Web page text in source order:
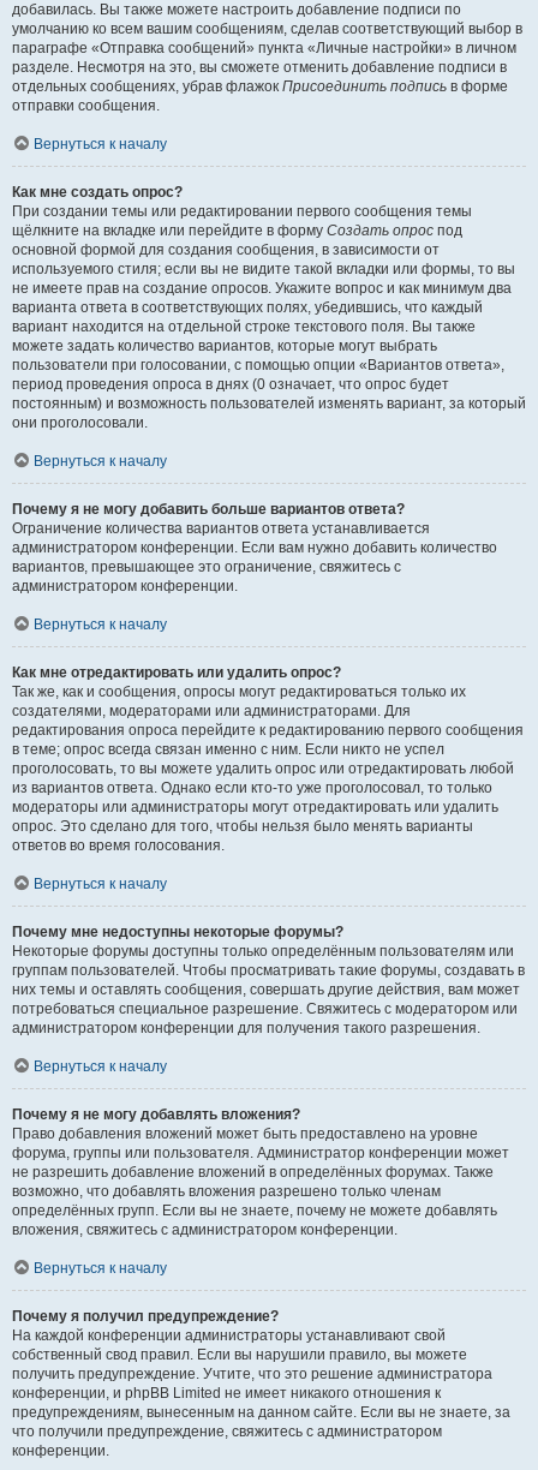
добавилась. Вы также можете настроить добавление подписи по
умолчанию ко всем вашим сообщениям, сделав соответствующий выбор в
параграфе «Отправка сообщений» пункта «Личные настройки» в личном
разделе. Несмотря на это, вы сможете отменить добавление подписи в
отдельных сообщениях, убрав флажок Присоединить подпись в форме
отправки сообщения.
Вернуться к началу
Как мне создать опрос?
При создании темы или редактировании первого сообщения темы
щёлкните на вкладке или перейдите в форму Создать опрос под
основной формой для создания сообщения, в зависимости от
используемого стиля; если вы не видите такой вкладки или формы, то вы
не имеете прав на создание опросов. Укажите вопрос и как минимум два
варианта ответа в соответствующих полях, убедившись, что каждый
вариант находится на отдельной строке текстового поля. Вы также
можете задать количество вариантов, которые могут выбрать
пользователи при голосовании, с помощью опции «Вариантов ответа»,
период проведения опроса в днях (0 означает, что опрос будет
постоянным) и возможность пользователей изменять вариант, за который
они проголосовали.
Вернуться к началу
Почему я не могу добавить больше вариантов ответа?
Ограничение количества вариантов ответа устанавливается
администратором конференции. Если вам нужно добавить количество
вариантов, превышающее это ограничение, свяжитесь с
администратором конференции.
Вернуться к началу
Как мне отредактировать или удалить опрос?
Так же, как и сообщения, опросы могут редактироваться только их
создателями, модераторами или администраторами. Для
редактирования опроса перейдите к редактированию первого сообщения
в теме; опрос всегда связан именно с ним. Если никто не успел
проголосовать, то вы можете удалить опрос или отредактировать любой
из вариантов ответа. Однако если кто-то уже проголосовал, то только
модераторы или администраторы могут отредактировать или удалить
опрос. Это сделано для того, чтобы нельзя было менять варианты
ответов во время голосования.
Вернуться к началу
Почему мне недоступны некоторые форумы?
Некоторые форумы доступны только определённым пользователям или
группам пользователей. Чтобы просматривать такие форумы, создавать в
них темы и оставлять сообщения, совершать другие действия, вам может
потребоваться специальное разрешение. Свяжитесь с модератором или
администратором конференции для получения такого разрешения.
Вернуться к началу
Почему я не могу добавлять вложения?
Право добавления вложений может быть предоставлено на уровне
форума, группы или пользователя. Администратор конференции может
не разрешить добавление вложений в определённых форумах. Также
возможно, что добавлять вложения разрешено только членам
определённых групп. Если вы не знаете, почему не можете добавлять
вложения, свяжитесь с администратором конференции.
Вернуться к началу
Почему я получил предупреждение?
На каждой конференции администраторы устанавливают свой
собственный свод правил. Если вы нарушили правило, вы можете
получить предупреждение. Учтите, что это решение администратора
конференции, и phpBB Limited не имеет никакого отношения к
предупреждениям, вынесенным на данном сайте. Если вы не знаете, за
что получили предупреждение, свяжитесь с администратором
конференции.